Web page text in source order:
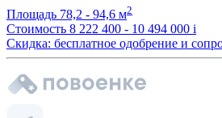
Площадь 78,2 - 94,6 м2
Стоимость 8 222 400 - 10 494 000 i
Скидка: бесплатное одобрение и